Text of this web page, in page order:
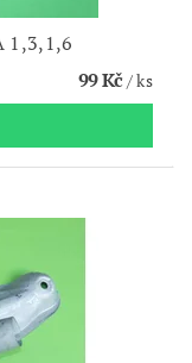
1,3,1,6
99 Kč/ ks